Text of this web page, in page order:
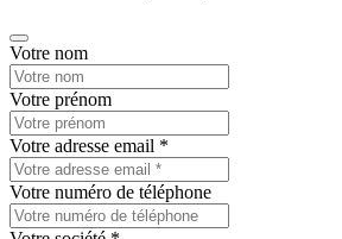
Votre nom
Votre prénom
Votre adresse email *
Votre numéro de téléphone